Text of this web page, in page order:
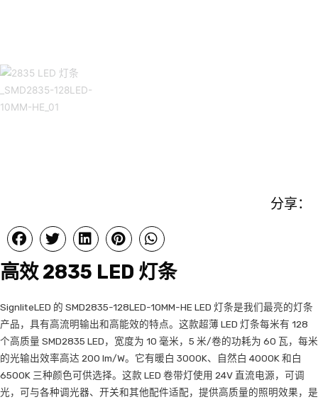
分享：
高效 2835 LED 灯条
SignliteLED 的 SMD2835-128LED-10MM-HE LED 灯条是我们最亮的灯条
产品，具有高流明输出和高能效的特点。这款超薄 LED 灯条每米有 128
个高质量 SMD2835 LED，宽度为 10 毫米，5 米/卷的功耗为 60 瓦，每米
的光输出效率高达 200 lm/W。它有暖白 3000K、自然白 4000K 和白
6500K 三种颜色可供选择。这款 LED 卷带灯使用 24V 直流电源，可调
光，可与各种调光器、开关和其他配件适配，提供高质量的照明效果，是